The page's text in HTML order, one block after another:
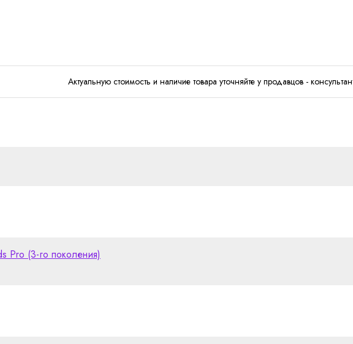
Актуальную стоимость и наличие товара уточняйте у продавцов -
Pro (3-го поколения)